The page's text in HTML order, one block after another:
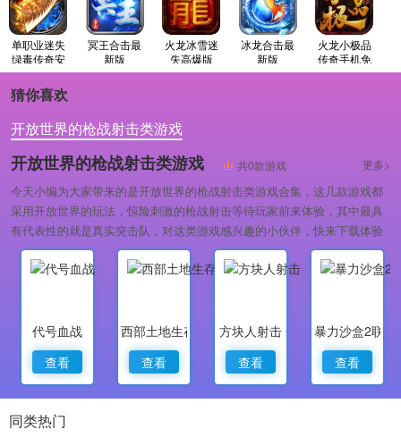
单职业迷失
绿毒传奇安
卓版
冥王合击最
新版
火龙冰雪迷
失高爆版
冰龙合击最
新版
火龙小极品
传奇手机免
费版
猜你喜欢
开放世界的枪战射击类游戏
以末日生存为题材的枪战射击类游戏
僵尸题材的枪战射击类游戏
开放世界的枪战射击类游戏 共0款游戏 更多>
今天小编为大家带来的是开放世界的枪战射击类游戏合集，这几款游戏都
采用开放世界的玩法，惊险刺激的枪战射击等待玩家前来体验，其中最具
有代表性的就是真实突击队，对这类游戏感兴趣的小伙伴，快来下载体验
吧！
代号血战
查看
西部土地生存
查看
方块人射击
查看
暴力沙盒2联机
查看
同类热门